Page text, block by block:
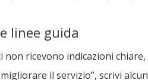
linee guida
non ricevono indicazioni
il servizio”, scrivi